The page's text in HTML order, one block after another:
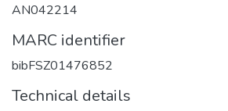
AN042214
MARC identifier
bibFSZ01476852
Technical details